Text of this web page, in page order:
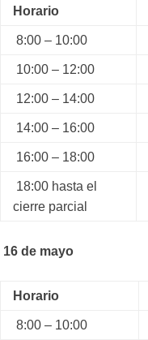
Horario
8:00 – 10:00
10:00 – 12:00
12:00 – 14:00
14:00 – 16:00
16:00 – 18:00
18:00 hasta el
cierre parcial
16 de mayo
Horario
8:00 – 10:00